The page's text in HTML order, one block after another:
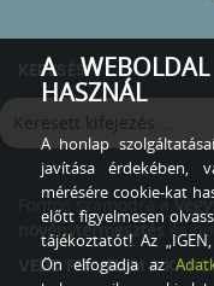
KERESÉS
Fontos számodra a
növénytermesztés és
VEDD FEL VELEM A
A
HASZNÁL
A honlap
javítása érdekében,
mérésére cookie-kat
előtt figyelmesen
tájékoztatót! Az
Ön elfogadja az